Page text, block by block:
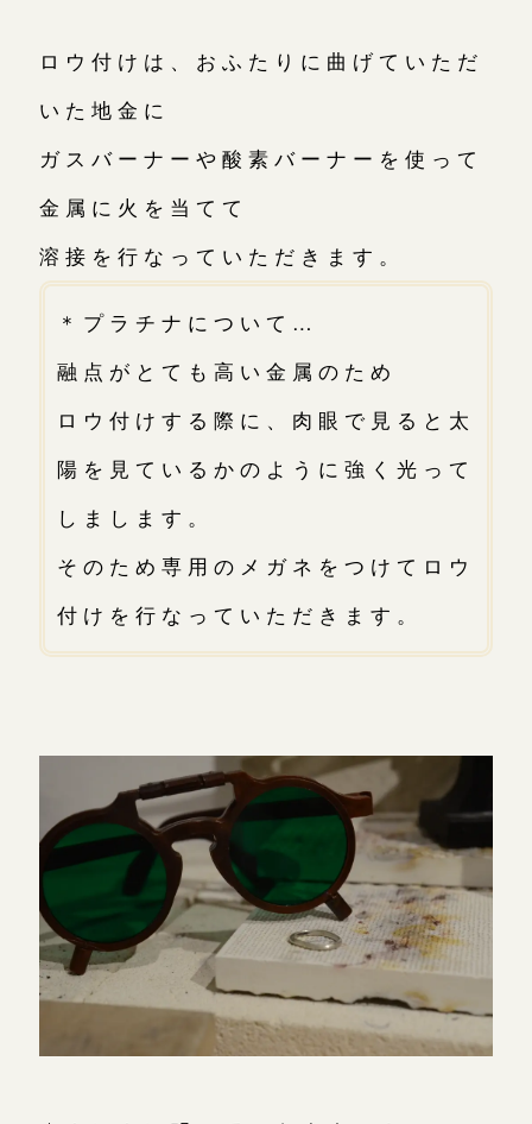
ロウ付けは、おふたりに曲げていただ
いた地金に
ガスバーナーや酸素バーナーを使って
金属に火を当てて
溶接を行なっていただきます。
＊プラチナについて…
融点がとても高い金属のため
ロウ付けする際に、肉眼で見ると太
陽を見ているかのように強く光って
しまします。
そのため専用のメガネをつけてロウ
付けを行なっていただきます。